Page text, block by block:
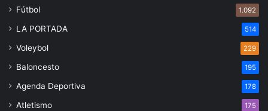
Fútbol 1.092
LA PORTADA 514
Voleybol 229
Baloncesto 195
Agenda Deportiva 178
Atletismo 175